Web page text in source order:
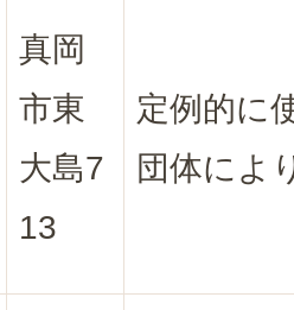
真岡
市東
大島7
13
定例的に
団体によ